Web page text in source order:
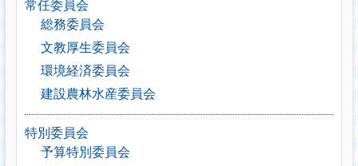
常任委員会
総務委員会
文教厚生委員会
環境経済委員会
建設農林水産委員会
特別委員会
予算特別委員会